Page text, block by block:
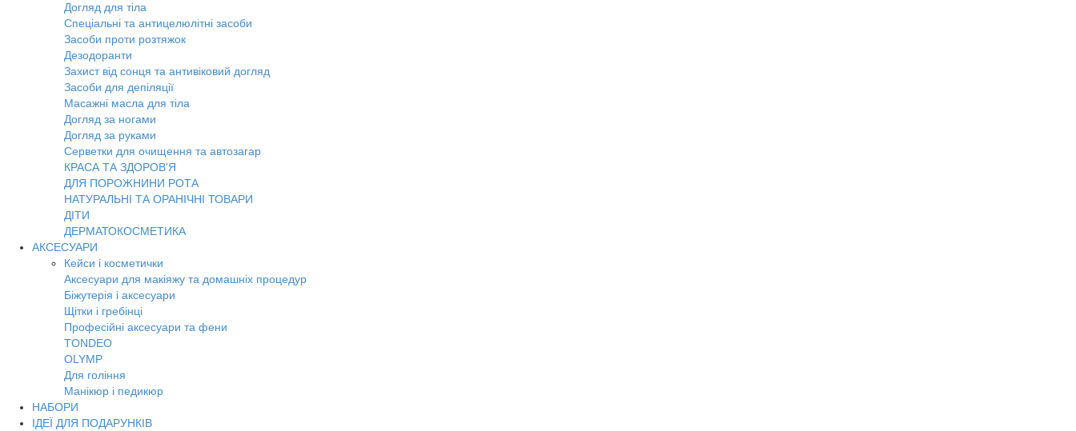
Догляд для тіла
Спеціальні та антицелюлітні засоби
Засоби проти розтяжок
Дезодоранти
Захист від сонця та антивіковий догляд
Засоби для депіляції
Масажні масла для тіла
Догляд за ногами
Догляд за руками
Серветки для очищення та автозагар
КРАСА ТА ЗДОРОВ'Я
ДЛЯ ПОРОЖНИНИ РОТА
НАТУРАЛЬНІ ТА ОРАНІЧНІ ТОВАРИ
ДІТИ
ДЕРМАТОКОСМЕТИКА
АКСЕСУАРИ
Кейси і косметички
Аксесуари для макіяжу та домашніх процедур
Біжутерія і аксесуари
Щітки і гребінці
Професійні аксесуари та фени
TONDEO
OLYMP
Для гоління
Манікюр і педикюр
НАБОРИ
ІДЕЇ ДЛЯ ПОДАРУНКІВ